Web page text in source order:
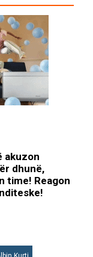
akuzon
dhunë,
time! Reagon